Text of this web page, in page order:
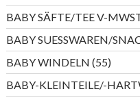
BABY SÄFTE/TEE V-
BABY SUESSWAREN/
BABY WINDELN 5555
BABY-KLEINTEILE/-